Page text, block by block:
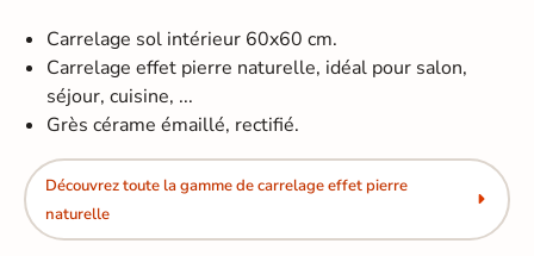
Carrelage sol intérieur 60x60 cm.
Carrelage effet pierre naturelle, idéal pour salon,
séjour, cuisine, ...
Grès cérame émaillé, rectifié.
Découvrez toute la gamme de carrelage effet pierre
naturelle